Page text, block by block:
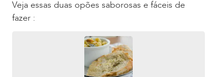
Veja essas duas opões saborosas e fáceis de
fazer :